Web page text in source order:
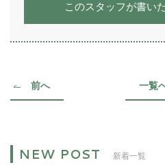
このスタッフが書い
前へ 一覧
新着一覧